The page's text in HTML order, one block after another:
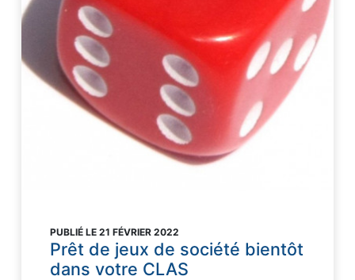
PUBLIÉ LE 21 FÉVRIER 2022
Prêt de jeux de société bientôt
dans votre CLAS